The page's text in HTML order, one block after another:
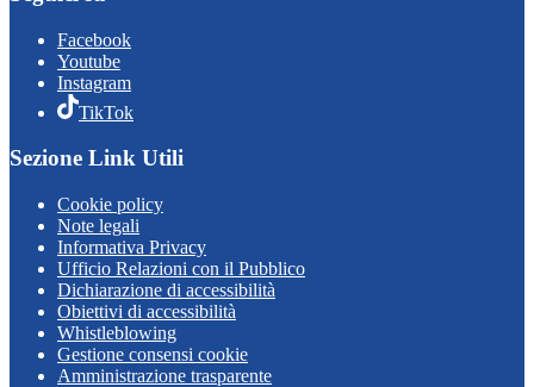
Facebook
Youtube
Instagram
TikTok
Sezione Link Utili
Cookie policy
Note legali
Informativa Privacy
Ufficio Relazioni con il Pubblico
Dichiarazione di accessibilità
Obiettivi di accessibilità
Whistleblowing
Gestione consensi cookie
Amministrazione trasparente